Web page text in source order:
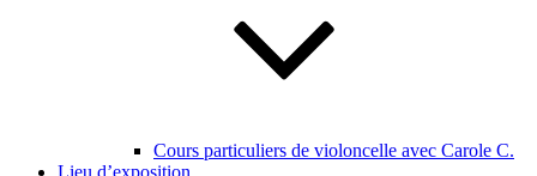
Cours particuliers de violoncelle avec Carole C.
Lieu d’exposition